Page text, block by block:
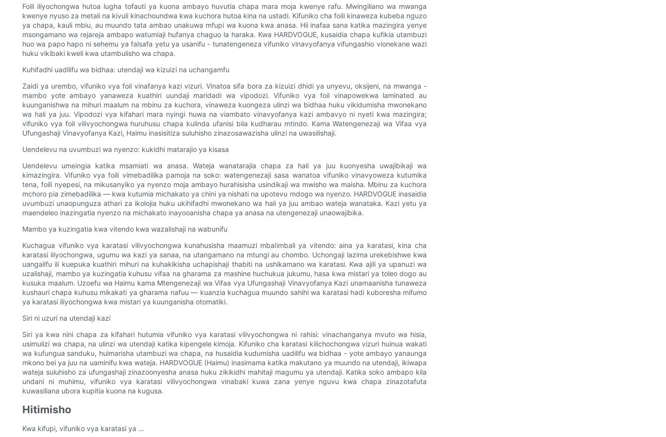
Foili iliyochongwa hutoa lugha tofauti ya kuona ambayo huvutia chapa mara moja kwenye rafu. Mwingiliano wa mwanga
kwenye nyuso za metali na kivuli kinachoundwa kwa kuchora hutoa kina na ustadi. Kifuniko cha foili kinaweza kubeba nguzo
ya chapa, kauli mbiu, au muundo tata ambao unakuwa mfupi wa kuona kwa anasa. Hii inafaa sana katika mazingira yenye
msongamano wa rejareja ambapo watumiaji hufanya chaguo la haraka. Kwa HARDVOGUE, kusaidia chapa kufikia utambuzi
huo wa papo hapo ni sehemu ya falsafa yetu ya usanifu - tunatengeneza vifuniko vinavyofanya vifungashio vionekane wazi
huku vikibaki kweli kwa utambulisho wa chapa.
Kuhifadhi uadilifu wa bidhaa: utendaji wa kizuizi na uchangamfu
Zaidi ya urembo, vifuniko vya foil vinafanya kazi vizuri. Vinatoa sifa bora za kizuizi dhidi ya unyevu, oksijeni, na mwanga -
mambo yote ambayo yanaweza kuathiri uundaji maridadi wa vipodozi. Vifuniko vya foil vinapowekwa laminated au
kuunganishwa na mihuri maalum na mbinu za kuchora, vinaweza kuongeza ulinzi wa bidhaa huku vikidumisha mwonekano
wa hali ya juu. Vipodozi vya kifahari mara nyingi huwa na viambato vinavyofanya kazi ambavyo ni nyeti kwa mazingira;
vifuniko vya foil vilivyochongwa huruhusu chapa kulinda ufanisi bila kudharau mtindo. Kama Watengenezaji wa Vifaa vya
Ufungashaji Vinavyofanya Kazi, Haimu inasisitiza suluhisho zinazosawazisha ulinzi na uwasilishaji.
Uendelevu na uvumbuzi wa nyenzo: kukidhi matarajio ya kisasa
Uendelevu umeingia katika msamiati wa anasa. Wateja wanatarajia chapa za hali ya juu kuonyesha uwajibikaji wa
kimazingira. Vifuniko vya foili vimebadilika pamoja na soko: watengenezaji sasa wanatoa vifuniko vinavyoweza kutumika
tena, foili nyepesi, na mikusanyiko ya nyenzo moja ambayo hurahisisha usindikaji wa mwisho wa maisha. Mbinu za kuchora
mchoro pia zimebadilika — kwa kutumia michakato ya chini ya nishati na upotevu mdogo wa nyenzo. HARDVOGUE inasaidia
uvumbuzi unaopunguza athari za ikolojia huku ukihifadhi mwonekano wa hali ya juu ambao wateja wanataka. Kazi yetu ya
maendeleo inazingatia nyenzo na michakato inayooanisha chapa ya anasa na utengenezaji unaowajibika.
Mambo ya kuzingatia kwa vitendo kwa wazalishaji na wabunifu
Kuchagua vifuniko vya karatasi vilivyochongwa kunahusisha maamuzi mbalimbali ya vitendo: aina ya karatasi, kina cha
karatasi iliyochongwa, ugumu wa kazi ya sanaa, na utangamano na mtungi au chombo. Uchongaji lazima urekebishwe kwa
uangalifu ili kuepuka kuathiri mihuri na kuhakikisha uchapishaji thabiti na ushikamano wa karatasi. Kwa ajili ya upanuzi wa
uzalishaji, mambo ya kuzingatia kuhusu vifaa na gharama za mashine huchukua jukumu, hasa kwa mistari ya toleo dogo au
kusuka maalum. Uzoefu wa Haimu kama Mtengenezaji wa Vifaa vya Ufungashaji Vinavyofanya Kazi unamaanisha tunaweza
kushauri chapa kuhusu mikakati ya gharama nafuu — kuanzia kuchagua muundo sahihi wa karatasi hadi kuboresha mifumo
ya karatasi iliyochongwa kwa mistari ya kuunganisha otomatiki.
Siri ni uzuri na utendaji kazi
Siri ya kwa nini chapa za kifahari hutumia vifuniko vya karatasi vilivyochongwa ni rahisi: vinachanganya mvuto wa hisia,
usimulizi wa chapa, na ulinzi wa utendaji katika kipengele kimoja. Kifuniko cha karatasi kilichochongwa vizuri huinua wakati
wa kufungua sanduku, huimarisha utambuzi wa chapa, na husaidia kudumisha uadilifu wa bidhaa - yote ambayo yanaunga
mkono bei ya juu na uaminifu kwa wateja. HARDVOGUE (Haimu) inasimama katika makutano ya muundo na utendaji, ikiwapa
wateja suluhisho za ufungashaji zinazoonyesha anasa huku zikikidhi mahitaji magumu ya utendaji. Katika soko ambapo kila
undani ni muhimu, vifuniko vya karatasi vilivyochongwa vinabaki kuwa zana yenye nguvu kwa chapa zinazotafuta
kuwasiliana ubora kupitia kuona na kugusa.
Hitimisho
Kwa kifupi, vifuniko vya karatasi ya ...